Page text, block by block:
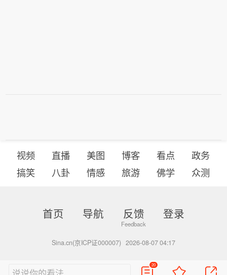
视频 直播 美图 博客 看点
政务
搞笑
八卦 情感 旅游 佛学 众测
首页 导航 反馈 登录
Sina.cn(京ICP证000007) 2026-08-07 04:17
20